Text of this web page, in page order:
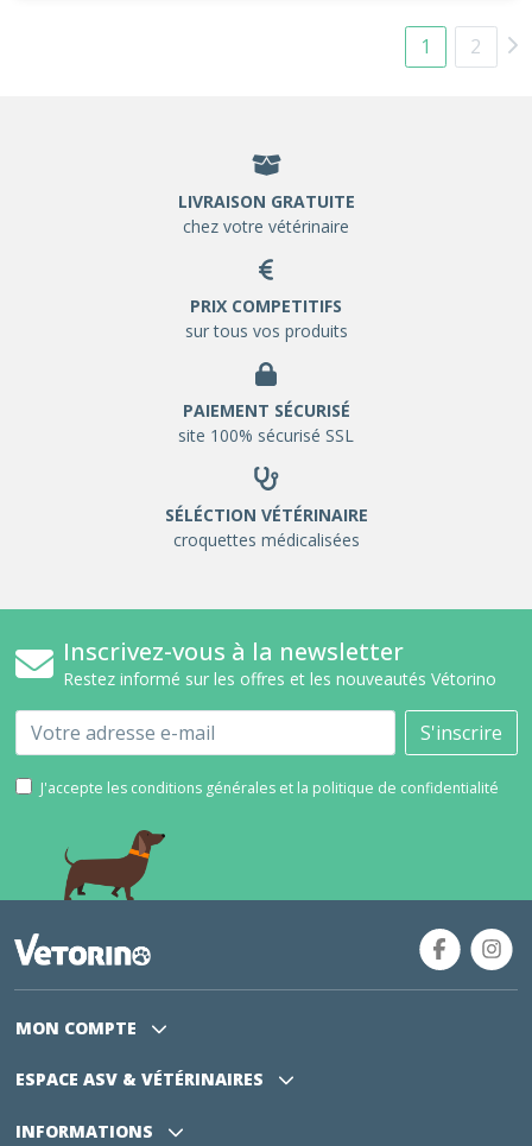
1 2
LIVRAISON GRATUITE
chez votre vétérinaire
PRIX COMPETITIFS
sur tous vos produits
PAIEMENT SÉCURISÉ
site 100% sécurisé SSL
SÉLÉCTION VÉTÉRINAIRE
croquettes médicalisées
Inscrivez-vous à la newsletter
Restez informé sur les offres et les nouveautés Vétorino
Email S'inscrire
J'accepte les conditions générales et la politique de confidentialité
MON COMPTE
ESPACE ASV & VÉTÉRINAIRES
INFORMATIONS